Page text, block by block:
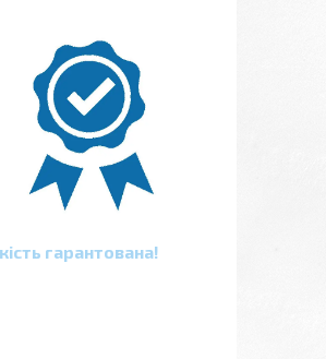
гарантована!